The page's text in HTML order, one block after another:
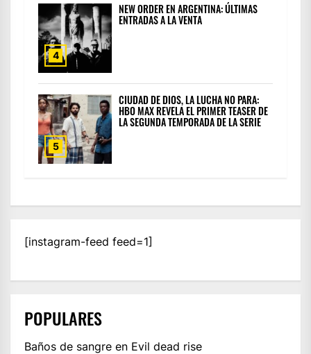
4
NEW ORDER EN ARGENTINA: ÚLTIMAS
ENTRADAS A LA VENTA
5
CIUDAD DE DIOS, LA LUCHA NO PARA:
HBO MAX REVELA EL PRIMER TEASER DE
LA SEGUNDA TEMPORADA DE LA SERIE
[instagram-feed feed=1]
POPULARES
Baños de sangre en Evil dead rise